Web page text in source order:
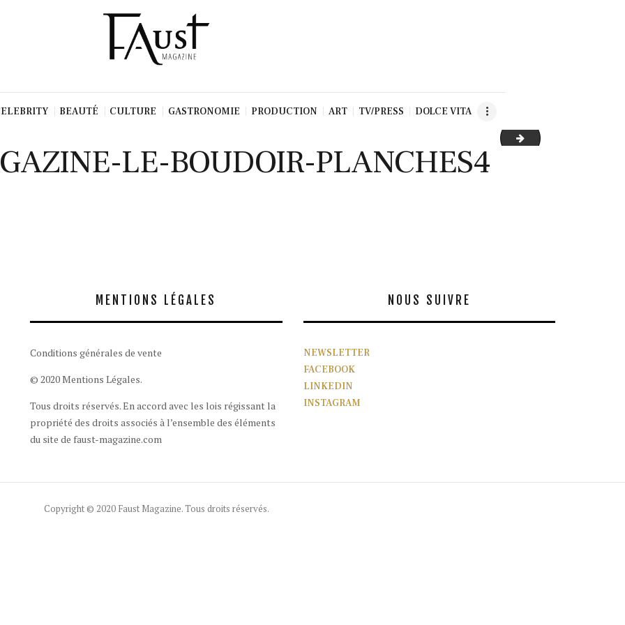
BEAUTÉ CULTURE GASTRONOMIE PRODUCTION ART TV/PRESS DOLCE VITA
23-12_FAUST-
LE-BOUDOIR-PLANCHES4
MENTIONS LÉGALES
Conditions générales de vente
© 2020 Mentions Légales.
Tous droits réservés. En accord avec les lois régissant la
propriété des droits associés à l’ensemble des éléments
du site de faust-magazine.com
NOUS SUIVRE
NEWSLETTER
FACEBOOK
LINKEDIN
INSTAGRAM
Copyright © 2020 Faust Magazine. Tous droits réservés.